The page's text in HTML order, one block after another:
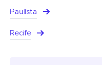
Paulista
Recife